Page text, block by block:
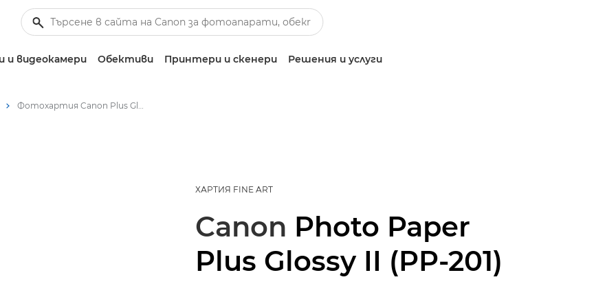
видеокамери Обективи Принтери и скенери Решения и услуги
Фотохартия Canon Plus Glossy II PP-201 – A4, 4x6", 5x5", 5x7"
ХАРТИЯ FINE ART
Canon Photo Paper
Plus Glossy II (PP-201)